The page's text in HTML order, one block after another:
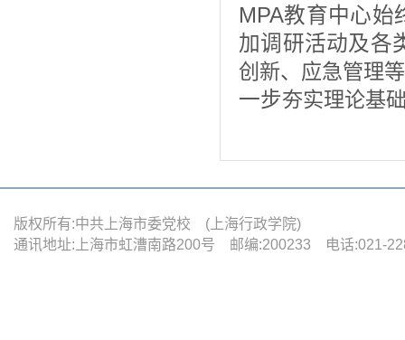
MPA教育中心始
加调研活动及各
创新、应急管理
一步夯实理论基
版权所有:中共上海市委党校 (上海行政学院)
通讯地址:上海市虹漕南路200号 邮编:200233 电话:021-